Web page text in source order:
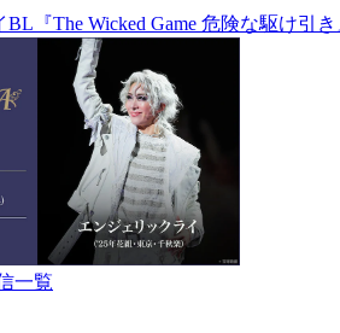
『The Wicked Game 危険な駆け引